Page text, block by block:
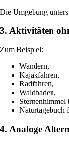
Die Umgebung
3. Aktivitäten
Zum Beispiel:
Wandern,
Kajakfahren,
Radfahren,
Waldbaden,
Sternenhimmel
Naturtagebuch
4. Analoge